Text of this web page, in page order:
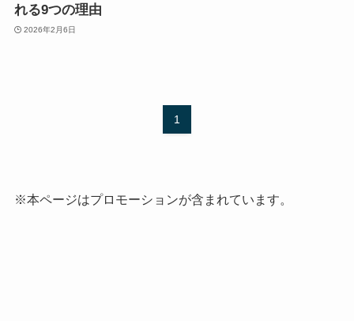
れる9つの理由
2026年2月6日
1
※本ページはプロモーションが含まれています。